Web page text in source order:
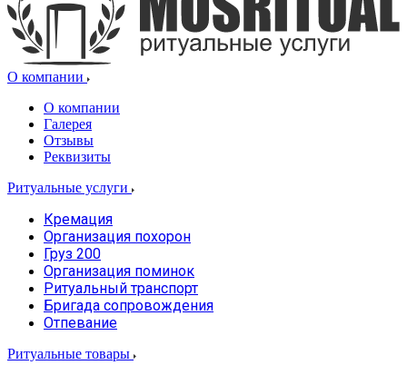
О компании
О компании
Галерея
Отзывы
Реквизиты
Ритуальные услуги
Кремация
Организация похорон
Груз 200
Организация поминок
Ритуальный транспорт
Бригада сопровождения
Отпевание
Ритуальные товары